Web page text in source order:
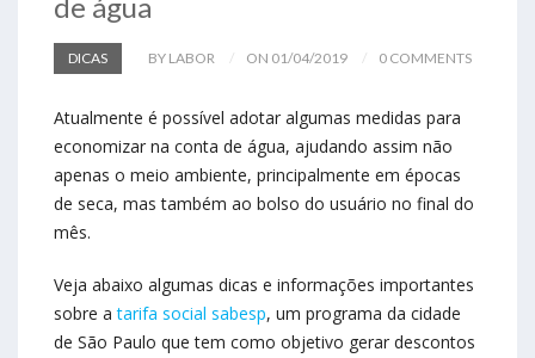
DICAS BY LABOR ON 01/04/2019 0 COMMENTS
Atualmente é possível adotar algumas medidas para
economizar na conta de água, ajudando assim não
apenas o meio ambiente, principalmente em épocas
de seca, mas também ao bolso do usuário no final do
mês.
Veja abaixo algumas dicas e informações importantes
sobre atarifa social sabesp, um programa da cidade
de São Paulo que tem como objetivo gerar descontos